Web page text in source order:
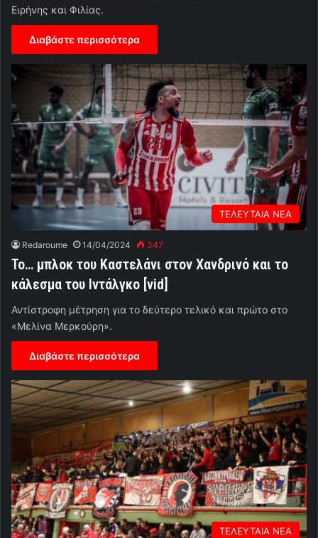
Ειρήνης και Φιλίας.
Διαβάστε περισσότερα
ΤΕΛΕΥΤΑΙΑ ΝΕΑ
Redaroume 14/04/2024 347
Το… μπλοκ του Καστελάνι στον Χανδρινό και το
κάλεσμα του Ιντάλγκο [vid]
Αντίστροφη μέτρηση για το δεύτερο τελικό και πρώτο στο
«Μελίνα Μερκούρη».
Διαβάστε περισσότερα
ΤΕΛΕΥΤΑΙΑ ΝΕΑ